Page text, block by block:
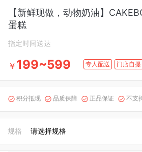
【新鲜现做，动物奶油】
蛋糕
指定时间送达
￥ 199~599 专人配送 门店自提
 积分抵现  品质保障  正品保证  不支
规格 请选择规格